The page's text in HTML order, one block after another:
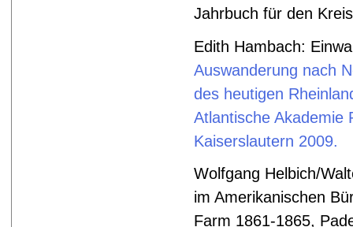
Jahrbuch für den
Edith Hambach:
Auswanderung nach
des heutigen
Atlantische Akademie
Kaiserslautern 2009.
Wolfgang Helbich/
im Amerikanischen
Farm 1861-1865,